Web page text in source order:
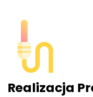
Realizacja